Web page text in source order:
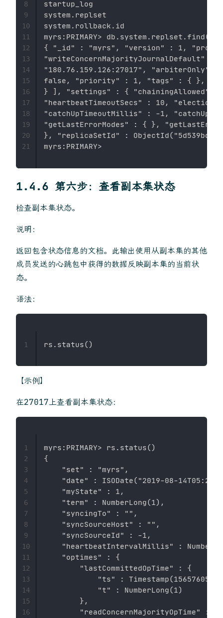
startup_log
system.replset
system.rollback.id
myrs:PRIMARY> db.system.replset.find()
{ "_id" : "myrs", "version" : 1,
"180.76.159.126:27017",
false, "priority" : 1, "tags" : { },
} ], "settings" : { "chainingAllowed" :
"heartbeatTimeoutSecs" : 10,
"catchUpTimeoutMillis" : -1,
"getLastErrorModes" : { },
}, "replicaSetId" :
8
9
10
11
12
13
14
15
16
17
18
19
20
21
1.4.6 第六步：查看副本集状态
检查副本集状态。
说明：
返回包含状态信息的文档。此输出使用从副本集的其他
成员发送的心跳包中获得的数据反映副本集的当前状
态。
语法：
1
【示例】
在27017上查看副本集状态：
myrs:PRIMARY> rs.status()
{
    "set" : "myrs",
"date" : ISODate("2019-08-
    "myState" : 1,
    "term" : NumberLong(1),
    "syncingTo" : "",
    "syncSourceHost" : "",
    "syncSourceId" : -1,
"heartbeatIntervalMillis" :
    "optimes" : {
        "lastCommittedOpTime" : {
"ts" :
            "t" : NumberLong(1)
        },
        "readConcernMajorityOpTime" : {
1
2
3
4
5
6
7
8
9
10
11
12
13
14
15
16